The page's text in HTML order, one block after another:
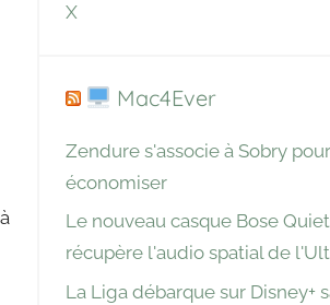
X
Mac4Ever
Zendure s'associe à Sobry
économiser
Le nouveau casque Bose
récupère l'audio spatial de
La Liga débarque sur Disney+